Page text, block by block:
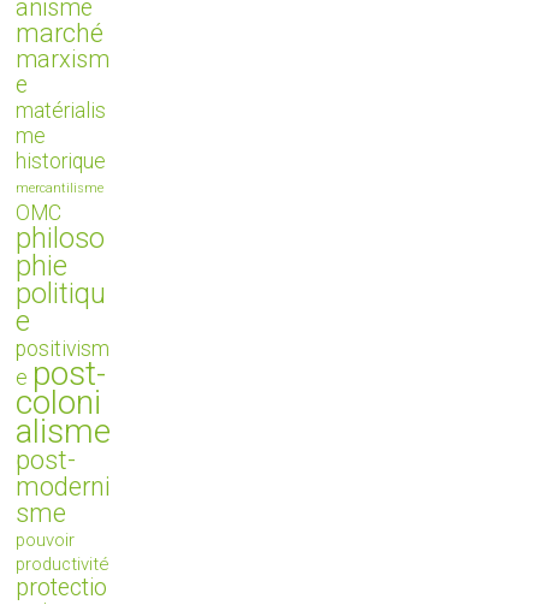
anisme
marché
marxism
e
matérialis
me
historique
mercantilisme
OMC
philoso
phie
politiqu
e
positivism
e post-
coloni
alisme
post-
moderni
sme
pouvoir
productivité
protectio